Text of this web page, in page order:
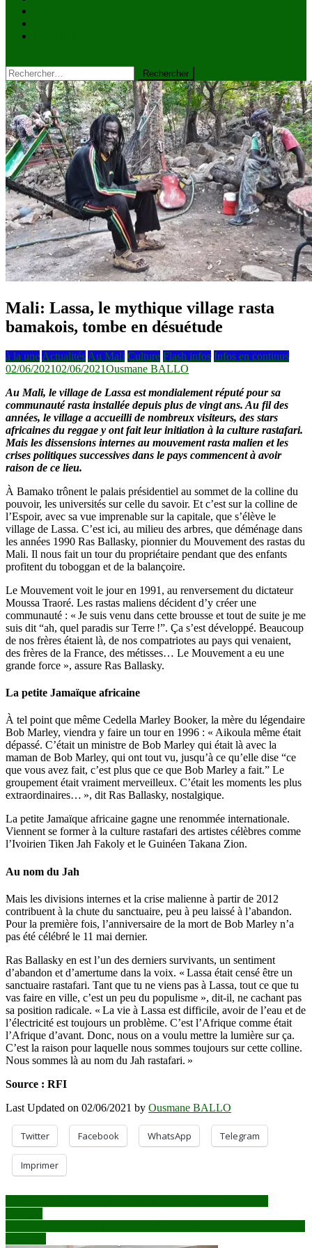
Rechercher :
Mali: Lassa, le mythique village rasta
bamakois, tombe en désuétude
à la une Actualités Au Mali Culture Flash infos Infos en continus
02/06/202102/06/2021Ousmane BALLO
Au Mali, le village de Lassa est mondialement réputé pour sa
communauté rasta installée depuis plus de vingt ans. Au fil des
années, le village a accueilli de nombreux visiteurs, des stars
africaines du reggae y ont fait leur initiation à la culture rastafari.
Mais les dissensions internes au mouvement rasta malien et les
crises politiques successives dans le pays commencent à avoir
raison de ce lieu.
À Bamako trônent le palais présidentiel au sommet de la colline du
pouvoir, les universités sur celle du savoir. Et c’est sur la colline de
l’Espoir, avec sa vue imprenable sur la capitale, que s’élève le
village de Lassa. C’est ici, au milieu des arbres, que déménage dans
les années 1990 Ras Ballasky, pionnier du Mouvement des rastas du
Mali. Il nous fait un tour du propriétaire pendant que des enfants
profitent du toboggan et de la balançoire.
Le Mouvement voit le jour en 1991, au renversement du dictateur
Moussa Traoré. Les rastas maliens décident d’y créer une
communauté : « Je suis venu dans cette brousse et tout de suite je me
suis dit “ah, quel paradis sur Terre !”. Ça s’est développé. Beaucoup
de nos frères étaient là, de nos compatriotes au pays qui venaient,
des frères de la France, des métisses… Le Mouvement a eu une
grande force », assure Ras Ballasky.
La petite Jamaïque africaine
À tel point que même Cedella Marley Booker, la mère du légendaire
Bob Marley, viendra y faire un tour en 1996 : « Aikoula même était
dépassé. C’était un ministre de Bob Marley qui était là avec la
maman de Bob Marley, qui ont tout vu, jusqu’à ce qu’elle dise “ce
que vous avez fait, c’est plus que ce que Bob Marley a fait.” Le
groupement était vraiment merveilleux. C’était les moments les plus
extraordinaires… », dit Ras Ballasky, nostalgique.
La petite Jamaïque africaine gagne une renommée internationale.
Viennent se former à la culture rastafari des artistes célèbres comme
l’Ivoirien Tiken Jah Fakoly et le Guinéen Takana Zion.
Au nom du Jah
Mais les divisions internes et la crise malienne à partir de 2012
contribuent à la chute du sanctuaire, peu à peu laissé à l’abandon.
Pour la première fois, l’anniversaire de la mort de Bob Marley n’a
pas été célébré le 11 mai dernier.
Ras Ballasky en est l’un des derniers survivants, un sentiment
d’abandon et d’amertume dans la voix. « Lassa était censé être un
sanctuaire rastafari. Tant que tu ne viens pas à Lassa, tout ce que tu
vas faire en ville, c’est un peu du populisme », dit-il, ne cachant pas
sa position radicale. « La vie à Lassa est difficile, avoir de l’eau et de
l’électricité est toujours un problème. C’est l’Afrique comme était
l’Afrique d’avant. Donc, nous on a voulu mettre la lumière sur ça.
C’est la raison pour laquelle nous sommes toujours sur cette colline.
Nous sommes là au nom du Jah rastafari. »
Source : RFI
Last Updated on 02/06/2021 by Ousmane BALLO
Twitter Facebook WhatsApp Telegram
Imprimer
Navigation
de
l’article